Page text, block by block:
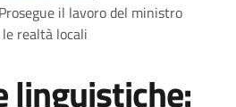
il lavoro del ministro
realtà locali
linguistiche: